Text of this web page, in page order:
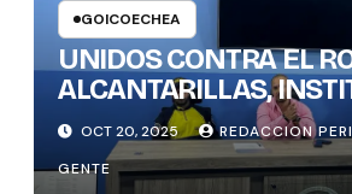
GOICOECHEA
UNIDOS CONTRA EL
ALCANTARILLAS,
DEFINEN ACCIONES
OCT 20, 2025
REDACCION
GENTE